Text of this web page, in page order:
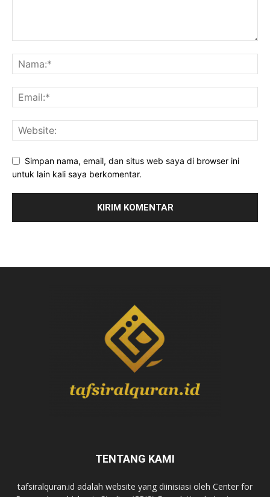
Simpan nama, email, dan situs web saya di browser ini
untuk lain kali saya berkomentar.
TENTANG KAMI
tafsiralquran.id adalah website yang diinisiasi oleh Center for